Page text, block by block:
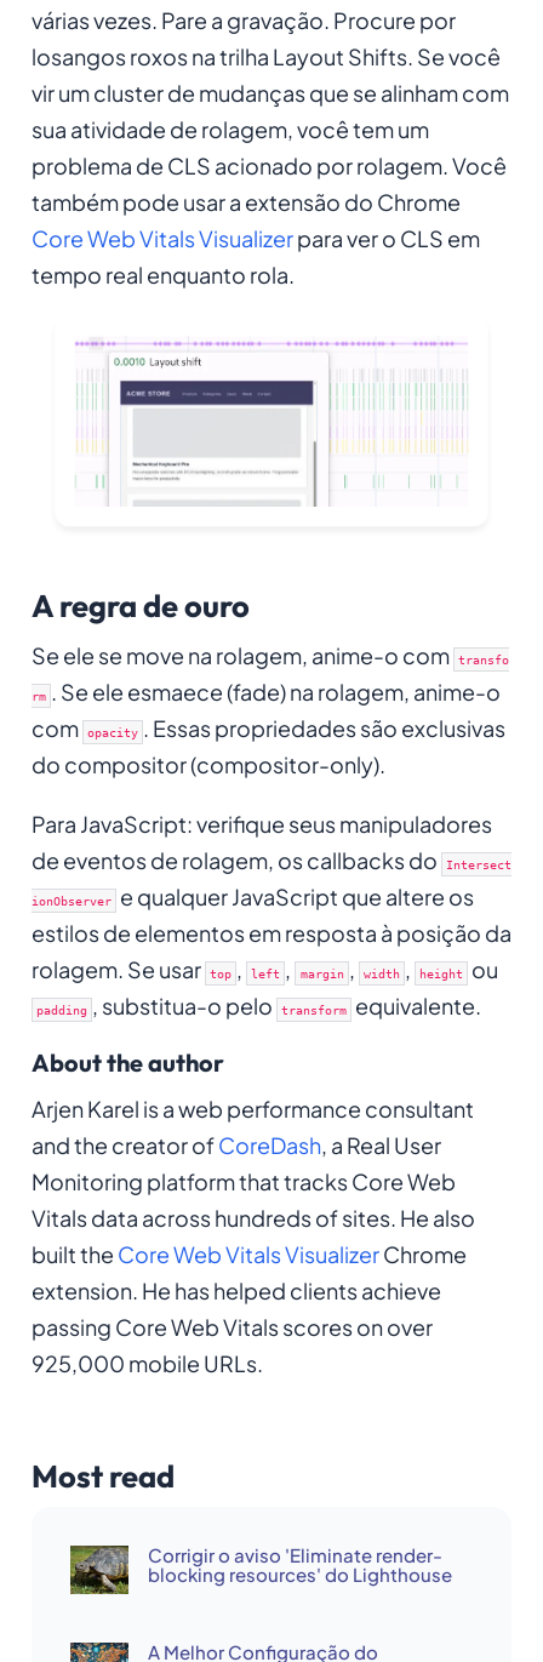
várias vezes. Pare a gravação. Procure por
losangos roxos na trilha Layout Shifts. Se você
vir um cluster de mudanças que se alinham com
sua atividade de rolagem, você tem um
problema de CLS acionado por rolagem. Você
também pode usar a extensão do Chrome
Core Web Vitals Visualizerpara ver o CLS em
tempo real enquanto rola.
A regra de ouro
Se ele se move na rolagem, anime-o com transfo
rm . Se ele esmaece (fade) na rolagem, anime-o
com opacity . Essas propriedades são exclusivas
do compositor (compositor-only).
Para JavaScript: verifique seus manipuladores
de eventos de rolagem, os callbacks do
Intersect
ionObserver e qualquer JavaScript que altere os
estilos de elementos em resposta à posição da
rolagem. Se usar top , left , margin , width , height ou
padding , substitua-o pelo transform equivalente.
About the author
Arjen Karel is a web performance consultant
and the creator ofCoreDash, a Real User
Monitoring platform that tracks Core Web
Vitals data across hundreds of sites. He also
built the Core Web Vitals VisualizerChrome
extension. He has helped clients achieve
passing Core Web Vitals scores on over
925,000 mobile URLs.
Most read
Corrigir o aviso 'Eliminate render-
blocking resources' do Lighthouse
A Melhor Configuração do